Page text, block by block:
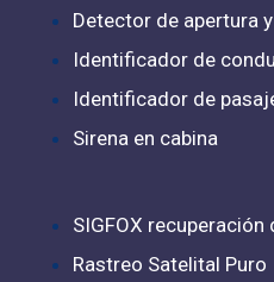
Detector de apertura
Identificador de
Identificador de
Sirena en cabina
SIGFOX recuperación
Rastreo Satelital Puro